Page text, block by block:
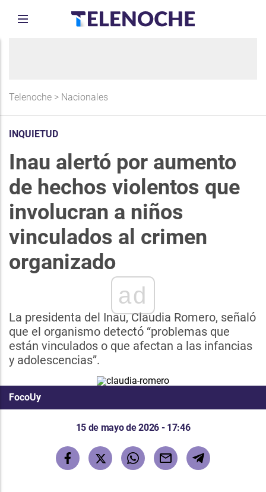
Telenoche > Nacionales
INQUIETUD
Inau alertó por aumento
de hechos violentos que
involucran a niños
vinculados al crimen
organizado
ad
La presidenta del Inau, Claudia Romero, señaló
que el organismo detectó “problemas que
están vinculados o que afectan a las infancias
y adolescencias”.
FocoUy
15 de mayo de 2026 - 17:46